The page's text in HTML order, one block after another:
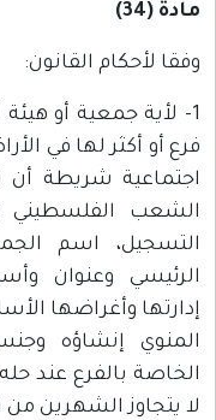
مادة (34)
وفقا لأحكام القانون:
1- لأية جمعية أو
فرع أو أكثر لها في
اجتماعية شريطة
الشعب
التسجيل، اسم
الرئيسي وعنوان
إدارتها وأغراضها
المنوي إنشاؤه
الخاصة بالفرع عند
لا يتجاوز الشهرين